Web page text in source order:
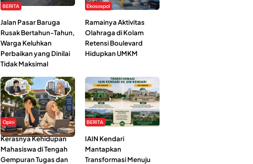
BERITA
Jalan Pasar Baruga
Rusak Bertahun-Tahun,
Warga Keluhkan
Perbaikan yang Dinilai
Tidak Maksimal
Ekosospol
Ramainya Aktivitas
Olahraga di Kolam
Retensi Boulevard
Hidupkan UMKM
Opini
Kerasnya Kehidupan
Mahasiswa di Tengah
Gempuran Tugas dan
BERITA
IAIN Kendari
Mantapkan
Transformasi Menuju